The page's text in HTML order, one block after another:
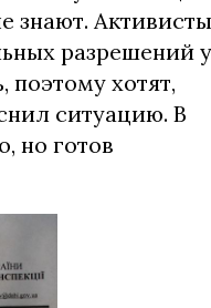
знают. Активисты
разрешений у
поэтому хотят,
ситуацию. В
но готов